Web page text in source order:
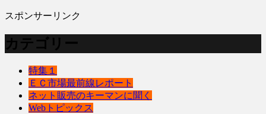
スポンサーリンク
カテゴリー
特集１
ＥＣ市場最前線レポート
ネット販売のキーマンに聞く
Webトピックス